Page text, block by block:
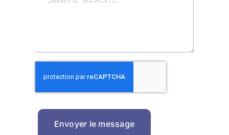
Envoyer le message